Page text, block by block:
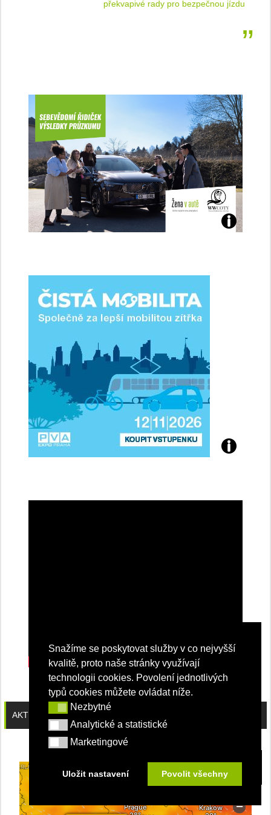
Snažíme se poskytovat služby v co nejvyšší
kvalitě, proto naše stránky využívají
technologii cookies. Povolení jednotlivých
typů cookies můžete ovládat níže.
NezbytnéNezbytné
Analytické a statistické
Analytické a statistické
Marketingové
Marketingové
Uložit nastavení Povolit všechny
rozhovor se Štěpánkou Mottlovou
Jaké
Přijďte
AKTUÁLNÍ POČASÍ